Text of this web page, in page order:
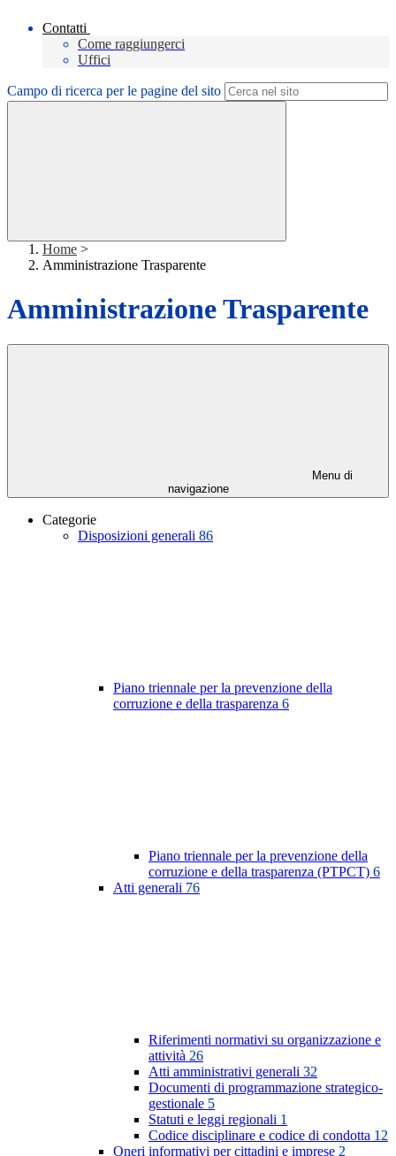
Contatti
Come raggiungerci
Uffici
Campo di ricerca per le pagine del sito
Home >
Amministrazione Trasparente
Amministrazione Trasparente
Menu di
navigazione
Categorie
Disposizioni generali 86
Piano triennale per la prevenzione della
corruzione e della trasparenza 6
Piano triennale per la prevenzione della
corruzione e della trasparenza (PTPCT) 6
Atti generali 76
Riferimenti normativi su organizzazione e
attività 26
Atti amministrativi generali 32
Documenti di programmazione strategico-
gestionale 5
Statuti e leggi regionali 1
Codice disciplinare e codice di condotta 12
Oneri informativi per cittadini e imprese 2